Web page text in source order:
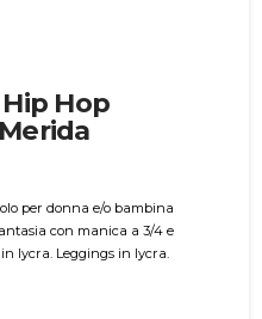
Hop
per donna e/o bambina
con manica a 3/4 e
lycra. Leggings in lycra.